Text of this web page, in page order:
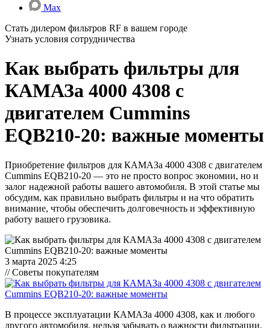
Max
Стать дилером фильтров RF в вашем городе
Узнать условия сотрудничества
Как выбрать фильтры для
КАМАЗа 4000 4308 с
двигателем Cummins
EQB210-20: важные моменты
Приобретение фильтров для КАМАЗа 4000 4308 с двигателем
Cummins EQB210-20 — это не просто вопрос экономии, но и
залог надежной работы вашего автомобиля. В этой статье мы
обсудим, как правильно выбрать фильтры и на что обратить
внимание, чтобы обеспечить долговечность и эффективную
работу вашего грузовика.
3 марта 2025 4:25
// Советы покупателям
В процессе эксплуатации КАМАЗа 4000 4308, как и любого
другого автомобиля, нельзя забывать о важности фильтрации.